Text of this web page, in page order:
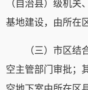
（自治县）级机
基地建设，由所在
（三）市区
空主管部门审批；